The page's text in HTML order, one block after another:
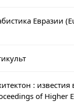
Евразии
: известия
of Higher